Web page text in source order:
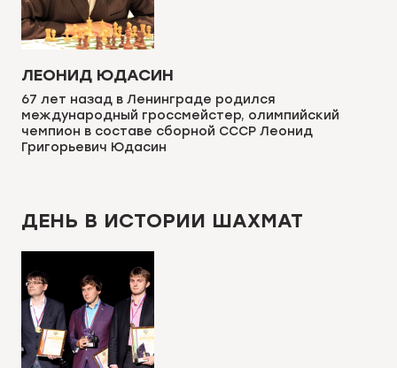
ЛЕОНИД ЮДАСИН
67 лет назад в Ленинграде родился
международный гроссмейстер, олимпийский
чемпион в составе сборной СССР Леонид
Григорьевич Юдасин
ДЕНЬ В ИСТОРИИ ШАХМАТ